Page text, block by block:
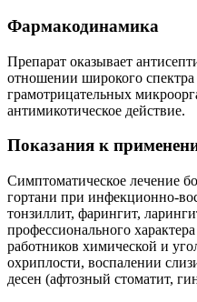
Фармакодинамика
Препарат оказывает
отношении широкого
грамотрицательных
антимикотическое действие.
Показания к
Симптоматическое лечение
гортани при инфекционно-
тонзиллит, фарингит,
профессионального
работников химической и
охриплости, воспалении
десен (афтозный стоматит,